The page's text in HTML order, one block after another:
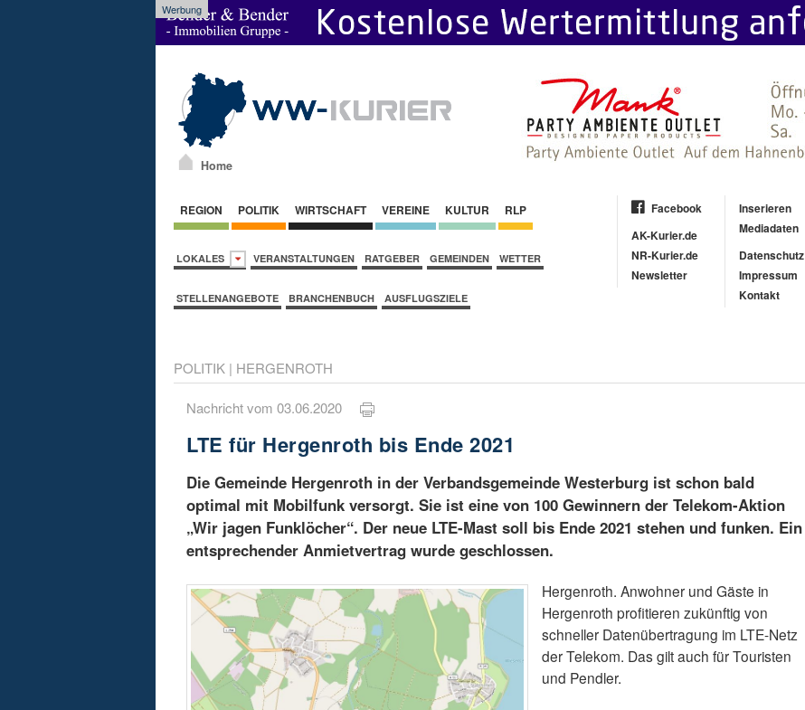
Werbung
Home
REGION POLITIK WIRTSCHAFT VEREINE KULTUR RLP
LOKALES VERANSTALTUNGEN RATGEBER GEMEINDEN WETTER
STELLENANGEBOTE BRANCHENBUCH AUSFLUGSZIELE
Facebook
AK-Kurier.de
NR-Kurier.de
Newsletter
Inserieren
Mediadaten
Datenschutz
Impressum
Kontakt
POLITIK | HERGENROTH
Nachricht vom 03.06.2020
LTE für Hergenroth bis Ende 2021
Die Gemeinde Hergenroth in der Verbandsgemeinde Westerburg ist schon bald
optimal mit Mobilfunk versorgt. Sie ist eine von 100 Gewinnern der Telekom-Aktion
„Wir jagen Funklöcher“. Der neue LTE-Mast soll bis Ende 2021 stehen und funken. Ein
entsprechender Anmietvertrag wurde geschlossen.
Hergenroth. Anwohner und Gäste in
Hergenroth profitieren zukünftig von
schneller Datenübertragung im LTE-Netz
der Telekom. Das gilt auch für Touristen
und Pendler.